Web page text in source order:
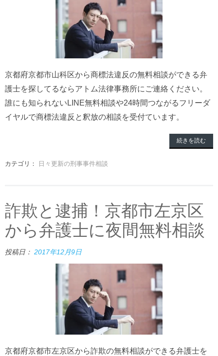
京都府京都市山科区から商標法違反の無料相談ができる弁
護士を探してるならアトム法律事務所にご連絡ください。
誰にも知られないLINE無料相談や24時間つながるフリーダ
イヤルで商標法違反と釈放の相談を受付ています。
続きを読む
カテゴリ： 日々更新の刑事事件相談
詐欺と逮捕！京都市左京区
から弁護士に夜間無料相談
投稿日： 2017年12月9日
京都府京都市左京区から詐欺の無料相談ができる弁護士を